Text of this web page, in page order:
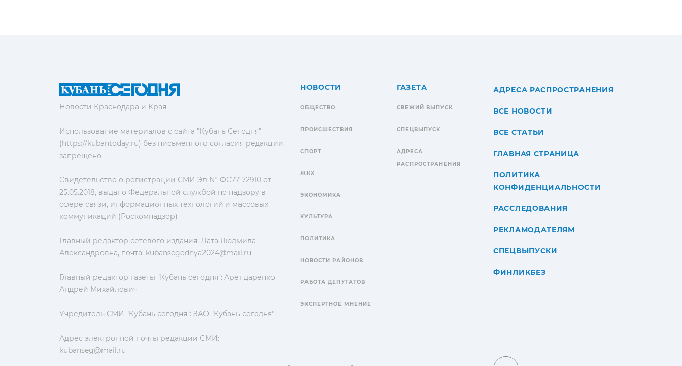
Новости Краснодара и Края
Использование материалов с сайта "Кубань Сегодня"
(https://kubantoday.ru) без письменного согласия редакции
запрещено
Свидетельство о регистрации СМИ Эл № ФС77-72910 от
25.05.2018, выдано Федеральной службой по надзору в
сфере связи, информационных технологий и массовых
коммуникаций (Роскомнадзор)
Главный редактор сетевого издания: Лата Людмила
Александровна, почта: kubansegodnya2024@mail.ru
Главный редактор газеты "Кубань сегодня": Арендаренко
Андрей Михайлович
Учредитель СМИ "Кубань сегодня": ЗАО "Кубань сегодня"
Адрес электронной почты редакции СМИ:
kubanseg@mail.ru
НОВОСТИ
ОБЩЕСТВО
ПРОИСШЕСТВИЯ
СПОРТ
ЖКХ
ЭКОНОМИКА
КУЛЬТУРА
ПОЛИТИКА
НОВОСТИ РАЙОНОВ
РАБОТА ДЕПУТАТОВ
ЭКСПЕРТНОЕ МНЕНИЕ
ГАЗЕТА
СВЕЖИЙ ВЫПУСК
СПЕЦВЫПУСК
АДРЕСА
РАСПРОСТРАНЕНИЯ
АДРЕСА РАСПРОСТРАНЕНИЯ
ВСЕ НОВОСТИ
ВСЕ СТАТЬИ
ГЛАВНАЯ СТРАНИЦА
ПОЛИТИКА
КОНФИДЕНЦИАЛЬНОСТИ
РАССЛЕДОВАНИЯ
РЕКЛАМОДАТЕЛЯМ
СПЕЦВЫПУСКИ
ФИНЛИКБЕЗ